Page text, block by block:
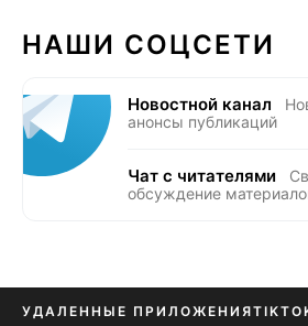
НАШИ СОЦСЕТИ
Новостной канал
анонсы публикаций
Чат с читателями
обсуждение
УДАЛЕННЫЕ ПРИЛОЖЕНИЯ